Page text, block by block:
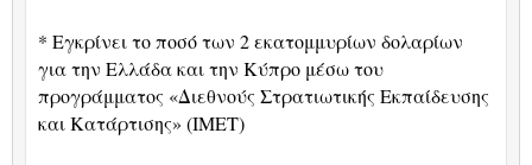
* Εγκρίνει το ποσό των 2 εκατομμυρίων δολαρίων
για την Ελλάδα και την Κύπρο μέσω του
προγράμματος «Διεθνούς Στρατιωτικής Εκπαίδευσης
και Κατάρτισης» (IMET)